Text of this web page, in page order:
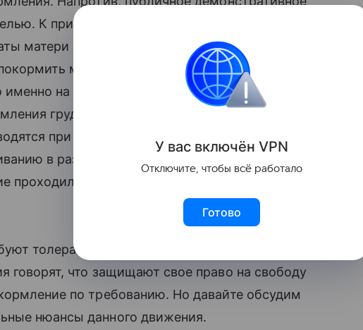
К примеру, почти во всех крупных торговых
матери и ребенка, где можно удобно
младенца. Тем не менее, многие
на публике. Более того, по всему миру
грудных детей в общественном месте.
при поддержке различных общественных
в разных странах, в том числе и в России.
проходило
толерантного отношения к себе. Поклонники
говорят, что защищают свое право на свободу
по требованию. Но давайте обсудим
нюансы данного движения.
У вас включён VPN
Отключите, чтобы всё работало
Готово